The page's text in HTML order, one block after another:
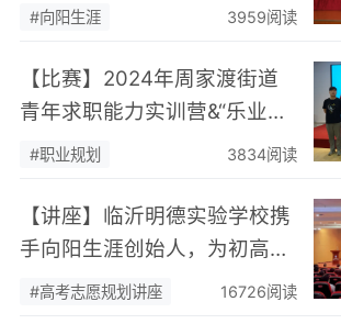
阳应邀参加
#向阳生涯 3959阅读
【比赛】2024年周家渡街道
青年求职能力实训营&“乐业港
湾·我的求职路”重点人群就业
#职业规划 3834阅读
【讲座】临沂明德实验学校携
手向阳生涯创始人，为初高中
生升学规划提供专业指导
#高考志愿规划讲座 16726阅读